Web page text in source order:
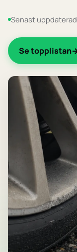
Senast
Se topplistan